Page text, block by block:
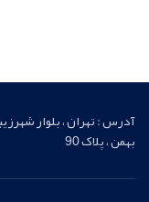
آدرس : تهران ، بلوار
بهمن ، پلاک 90